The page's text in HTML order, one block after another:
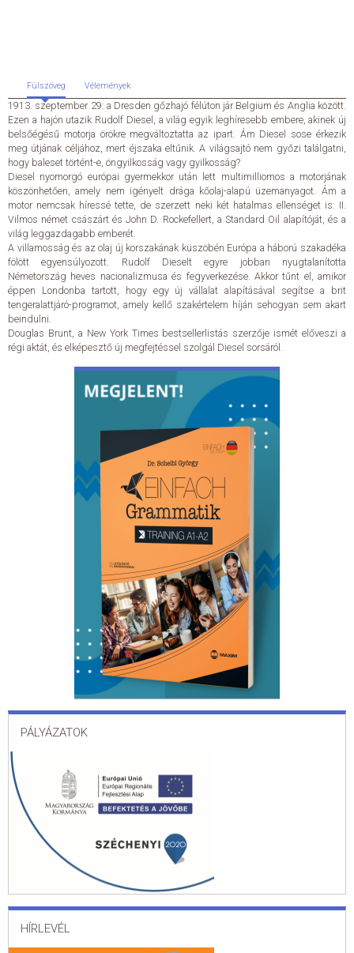
Fülszöveg Vélemények
1913. szeptember 29: a Dresden gőzhajó félúton jár Belgium és Anglia között.
Ezen a hajón utazik Rudolf Diesel, a világ egyik leghíresebb embere, akinek új
belsőégésű motorja örökre megváltoztatta az ipart. Ám Diesel sose érkezik
meg útjának céljához, mert éjszaka eltűnik. A világsajtó nem győzi találgatni,
hogy baleset történt-e, öngyilkosság vagy gyilkosság?
Diesel nyomorgó európai gyermekkor után lett multimilliomos a motorjának
köszönhetően, amely nem igényelt drága kőolaj-alapú üzemanyagot. Ám a
motor nemcsak híressé tette, de szerzett neki két hatalmas ellenséget is: II.
Vilmos német császárt és John D. Rockefellert, a Standard Oil alapítóját, és a
világ leggazdagabb emberét.
A villamosság és az olaj új korszakának küszöbén Európa a háború szakadéka
fölött egyensúlyozott. Rudolf Dieselt egyre jobban nyugtalanította
Németország heves nacionalizmusa és fegyverkezése. Akkor tűnt el, amikor
éppen Londonba tartott, hogy egy új vállalat alapításával segítse a brit
tengeralattjáró-programot, amely kellő szakértelem híján sehogyan sem akart
beindulni.
Douglas Brunt, a New York Times bestsellerlistás szerzője ismét előveszi a
régi aktát, és elképesztő új megfejtéssel szolgál Diesel sorsáról.
PÁLYÁZATOK
HÍRLEVÉL